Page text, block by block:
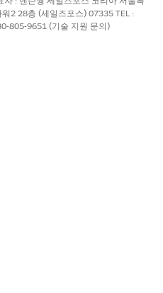
2 28층 (세일즈포스) 07335 TEL :
805-9651 (기술 지원 문의)